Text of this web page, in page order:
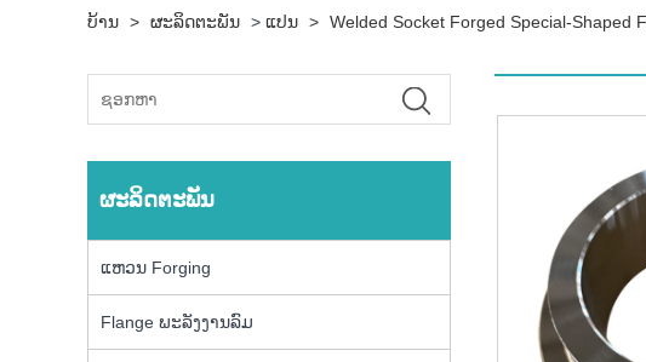
ບ້ານ > ຜະລິດຕະພັນ > ແປນ > Welded Socket Forged Special-Shaped
ຜະລິດຕະພັນ
ແຫວນ Forging
Flange ພະລັງງານລົມ